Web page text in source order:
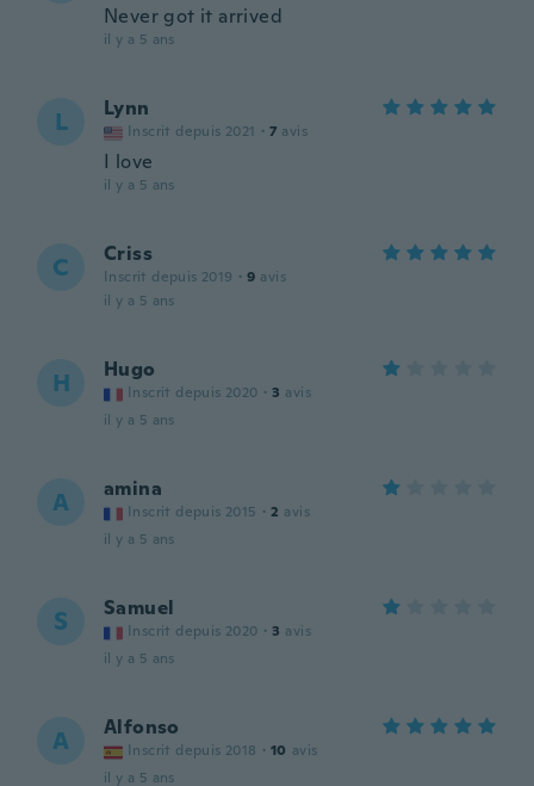
Never got it arrived
il y a 5 ans
L Lynn
Inscrit depuis 2021 · 7 avis
I love
il y a 5 ans
C Criss
Inscrit depuis 2019 · 9 avis
il y a 5 ans
H Hugo
Inscrit depuis 2020 · 3 avis
il y a 5 ans
A amina
Inscrit depuis 2015 · 2 avis
il y a 5 ans
S Samuel
Inscrit depuis 2020 · 3 avis
il y a 5 ans
A Alfonso
Inscrit depuis 2018 · 10 avis
il y a 5 ans